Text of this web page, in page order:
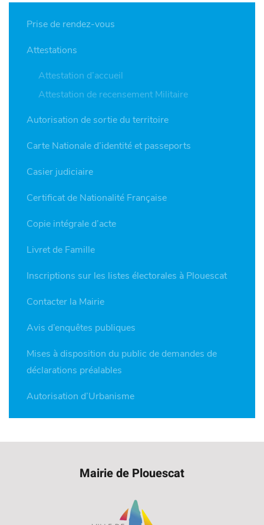
Prise de rendez-vous
Attestations
Attestation d’accueil
Attestation de recensement Militaire
Autorisation de sortie du territoire
Carte Nationale d’identité et passeports
Casier judiciaire
Certificat de Nationalité Française
Copie intégrale d’acte
Livret de Famille
Inscriptions sur les listes électorales à Plouescat
Contacter la Mairie
Avis d’enquêtes publiques
Mises à disposition du public de demandes de
déclarations préalables
Autorisation d’Urbanisme
Mairie de Plouescat